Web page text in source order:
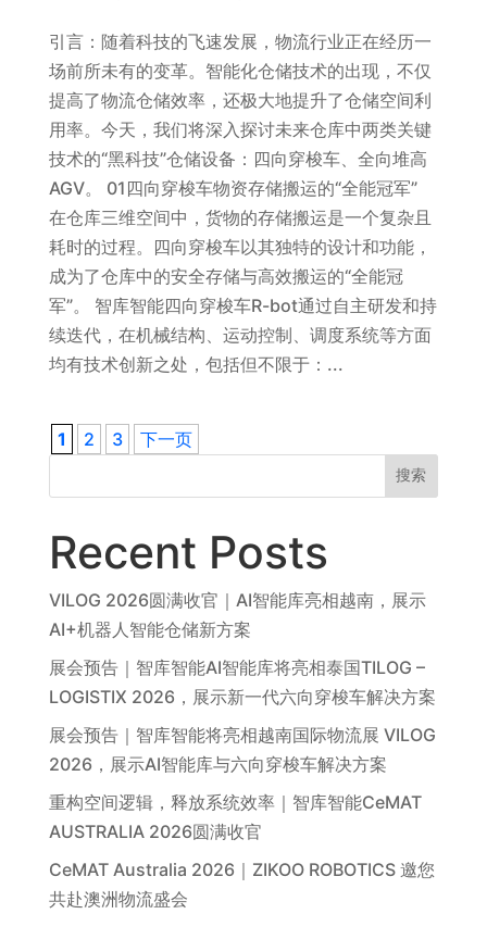
引言：随着科技的飞速发展，物流行业正在经历一
场前所未有的变革。智能化仓储技术的出现，不仅
提高了物流仓储效率，还极大地提升了仓储空间利
用率。今天，我们将深入探讨未来仓库中两类关键
技术的“黑科技”仓储设备：四向穿梭车、全向堆高
AGV。 01四向穿梭车物资存储搬运的“全能冠军”
在仓库三维空间中，货物的存储搬运是一个复杂且
耗时的过程。四向穿梭车以其独特的设计和功能，
成为了仓库中的安全存储与高效搬运的“全能冠
军”。 智库智能四向穿梭车R-bot通过自主研发和持
续迭代，在机械结构、运动控制、调度系统等方面
均有技术创新之处，包括但不限于：...
1 2 3 下一页
搜索
Recent Posts
VILOG 2026圆满收官｜AI智能库亮相越南，展示
AI+机器人智能仓储新方案
展会预告｜智库智能AI智能库将亮相泰国TILOG –
LOGISTIX 2026，展示新一代六向穿梭车解决方案
展会预告｜智库智能将亮相越南国际物流展 VILOG
2026，展示AI智能库与六向穿梭车解决方案
重构空间逻辑，释放系统效率｜智库智能CeMAT
AUSTRALIA 2026圆满收官
CeMAT Australia 2026｜ZIKOO ROBOTICS 邀您
共赴澳洲物流盛会